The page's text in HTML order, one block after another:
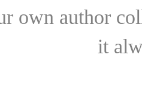
own author
it